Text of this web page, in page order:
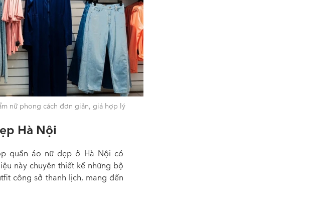
nữ phong cách đơn giản, giá hợp lý
Hà Nội
quần áo nữ đẹp ở Hà Nội có
này chuyên thiết kế những bộ
công sở thanh lịch, mang đến